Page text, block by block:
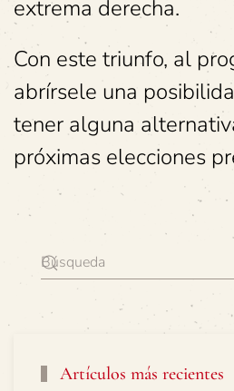
extrema derecha.
Con este triunfo, al
abrírsele una
tener alguna
próximas elecciones
Artículos más recientes